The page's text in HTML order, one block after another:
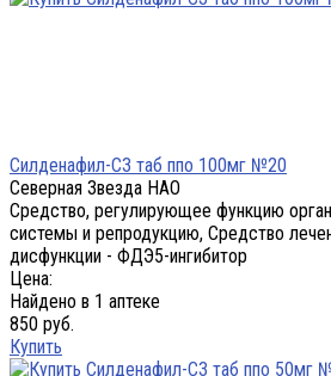
Силденафил-СЗ таб ппо 100мг №20
Северная Звезда НАО
Средство, регулирующее функцию
системы и репродукцию, Средство
дисфункции - ФДЭ5-ингибитор
Цена:
Найдено в 1 аптеке
850 руб.
Купить